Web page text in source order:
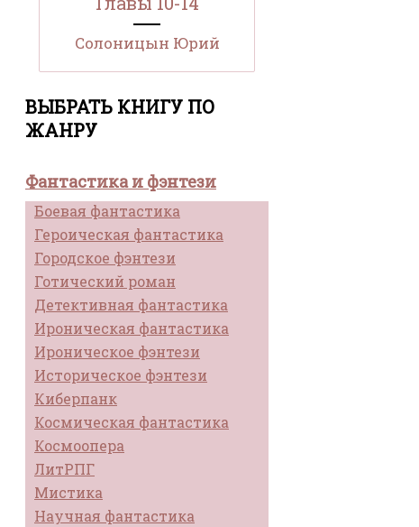
Солоницын Юрий
ВЫБРАТЬ КНИГУ ПО
ЖАНРУ
Фантастика и фэнтези
Боевая фантастика
Героическая фантастика
Городское фэнтези
Готический роман
Детективная фантастика
Ироническая фантастика
Ироническое фэнтези
Историческое фэнтези
Киберпанк
Космическая фантастика
Космоопера
ЛитРПГ
Мистика
Научная фантастика